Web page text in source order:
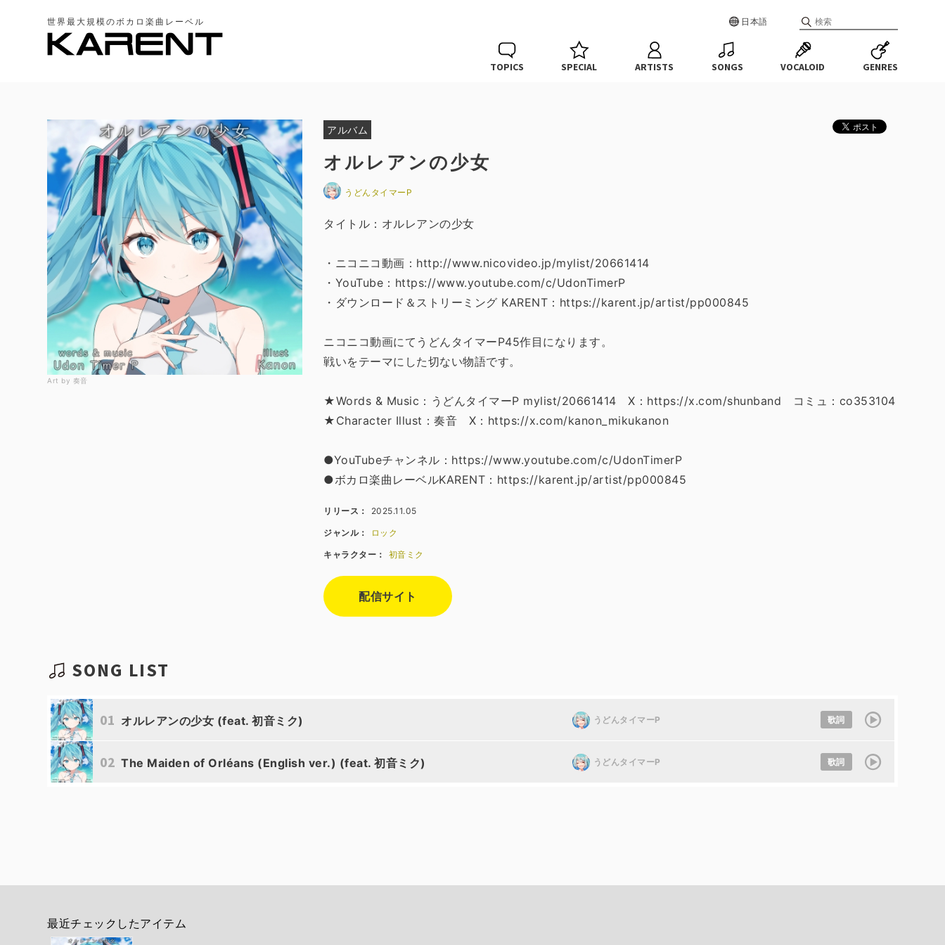
世界最大規模のボカロ楽曲レーベル 日本語
TOPICS SPECIAL ARTISTS SONGS VOCALOID GENRES
Art by 奏音
アルバム
オルレアンの少女
うどんタイマーP
タイトル：オルレアンの少女
・ニコニコ動画：http://www.nicovideo.jp/mylist/20661414
・YouTube：https://www.youtube.com/c/UdonTimerP
・ダウンロード＆ストリーミング KARENT：https://karent.jp/artist/pp000845
ニコニコ動画にてうどんタイマーP45作目になります。
戦いをテーマにした切ない物語です。
★Words & Music：うどんタイマーP mylist/20661414 X：https://x.com/shunband コミュ：co353104
★Character Illust：奏音 X：https://x.com/kanon_mikukanon
●YouTubeチャンネル：https://www.youtube.com/c/UdonTimerP
●ボカロ楽曲レーベルKARENT：https://karent.jp/artist/pp000845
リリース： 2025.11.05
ジャンル： ロック
キャラクター： 初音ミク
配信サイト
SONG LIST
01 オルレアンの少女 (feat. 初音ミク) うどんタイマーP 歌詞
02 The Maiden of Orléans (English ver.) (feat. 初音ミク) うどんタイマーP 歌詞
最近チェックしたアイテム